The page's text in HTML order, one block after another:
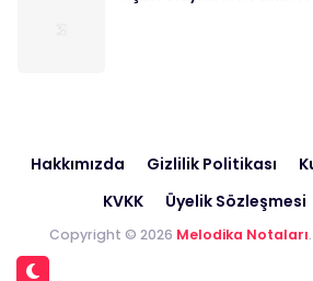
Hakkımızda Gizlilik Politikası
KVKK
Üyelik Sözleşmesi
Copyright © 2026 Melodika Notaları